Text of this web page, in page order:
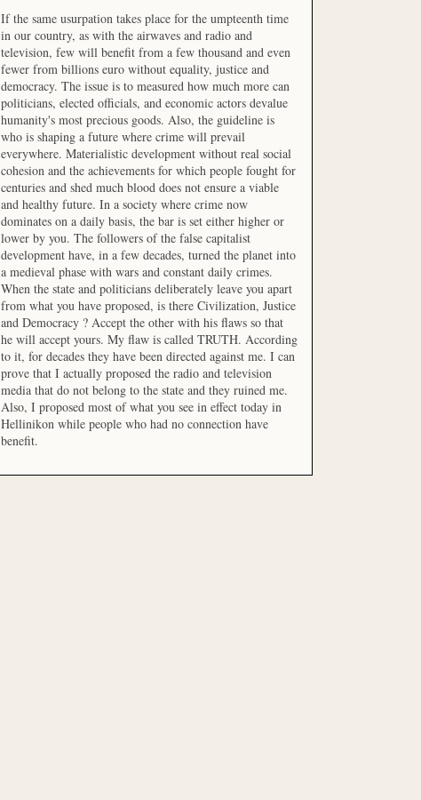
If the same usurpation takes place for the umpteenth time
in our country, as with the airwaves and radio and
television, few will benefit from a few thousand and even
fewer from billions euro without equality, justice and
democracy. The issue is to measured how much more can
politicians, elected officials, and economic actors devalue
humanity's most precious goods. Also, the guideline is
who is shaping a future where crime will prevail
everywhere. Materialistic development without real social
cohesion and the achievements for which people fought for
centuries and shed much blood does not ensure a viable
and healthy future. In a society where crime now
dominates on a daily basis, the bar is set either higher or
lower by you. The followers of the false capitalist
development have, in a few decades, turned the planet into
a medieval phase with wars and constant daily crimes.
When the state and politicians deliberately leave you apart
from what you have proposed, is there Civilization, Justice
and Democracy ? Accept the other with his flaws so that
he will accept yours. My flaw is called TRUTH. According
to it, for decades they have been directed against me. I can
prove that I actually proposed the radio and television
media that do not belong to the state and they ruined me.
Also, I proposed most of what you see in effect today in
Hellinikon while people who had no connection have
benefit.